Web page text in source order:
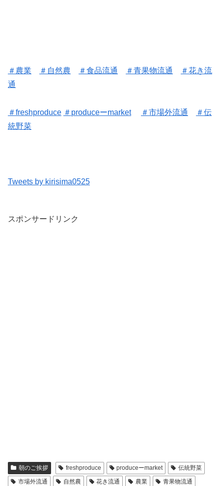
＃ 農業 ＃ 自然農 ＃食品流通 ＃青果物流通 ＃花き流
通
＃freshproduce ＃ produceーmarket ＃市場外流通 ＃伝
統野菜
Tweets by kirisima0525
スポンサードリンク
朝のご挨拶 freshproduce produceーmarket
伝統野菜
市場外流通
自然農 花き流通 農業
青果物流通